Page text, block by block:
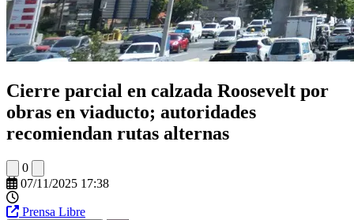
Cierre parcial en calzada Roosevelt por
obras en viaducto; autoridades
recomiendan rutas alternas
0
07/11/2025 17:38
Prensa Libre